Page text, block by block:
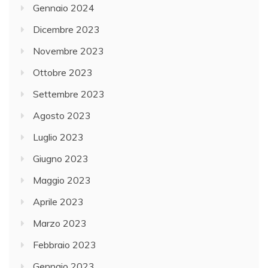
Gennaio 2024
Dicembre 2023
Novembre 2023
Ottobre 2023
Settembre 2023
Agosto 2023
Luglio 2023
Giugno 2023
Maggio 2023
Aprile 2023
Marzo 2023
Febbraio 2023